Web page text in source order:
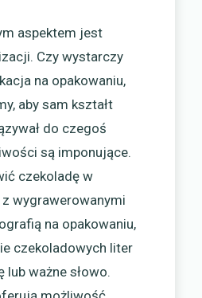
aspektem jest
Czy wystarczy
na opakowaniu,
aby sam kształt
do czegoś
są imponujące.
czekoladę w
z wygrawerowanymi
na opakowaniu,
czekoladowych liter
ważne słowo.